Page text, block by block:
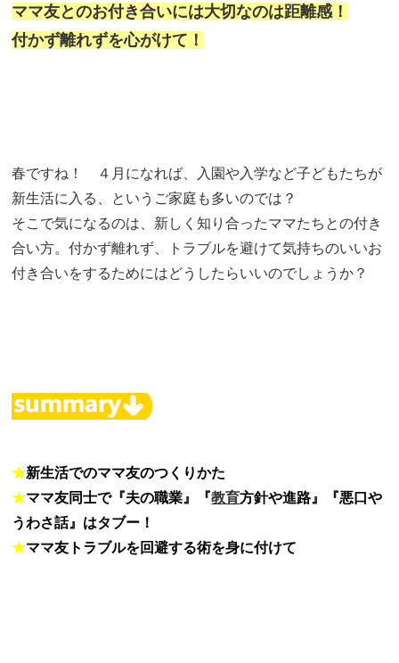
ママ友とのお付き合いには大切なのは距離感！
付かず離れずを心がけて！
春ですね！ ４月になれば、入園や入学など子どもたちが
新生活に入る、というご家庭も多いのでは？
そこで気になるのは、新しく知り合ったママたちとの付き
合い方。付かず離れず、トラブルを避けて気持ちのいいお
付き合いをするためにはどうしたらいいのでしょうか？
★新生活でのママ友のつくりかた
★ママ友同士で『夫の職業』『教育方針や進路』『悪口や
うわさ話』はタブー！
★ママ友トラブルを回避する術を身に付けて